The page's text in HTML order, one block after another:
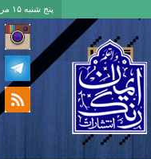
پنج شنبه ۱۵ مرداد ۱۴۰۵ - Thursday 6 Aug 2026